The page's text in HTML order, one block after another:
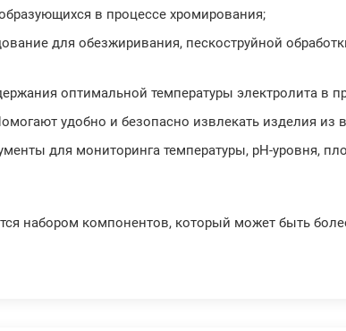
в процессе хромирования;
для обезжиривания, пескоструйной
оптимальной температуры электролита в
удобно и безопасно извлекать изделия из
для мониторинга температуры, pH-уровня,
набором компонентов, который может быть